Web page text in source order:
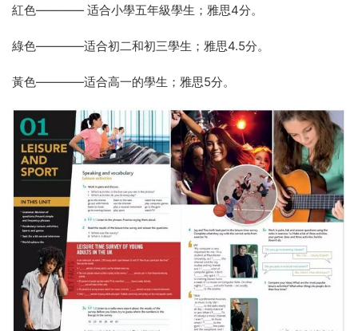
紅色———— 适合小學五年級學生；雅思4分。
綠色————适合初二和初三學生；雅思4.5分。
黃色————适合高一的學生；雅思5分。